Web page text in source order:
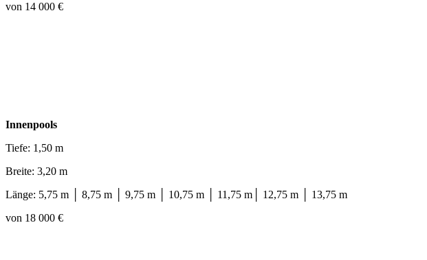
von 14 000 €
Innenpools
Tiefe: 1,50 m
Breite: 3,20 m
Länge: 5,75 m │ 8,75 m │ 9,75 m │ 10,75 m │ 11,75 m│ 12,75 m │ 13,75 m
von 18 000 €